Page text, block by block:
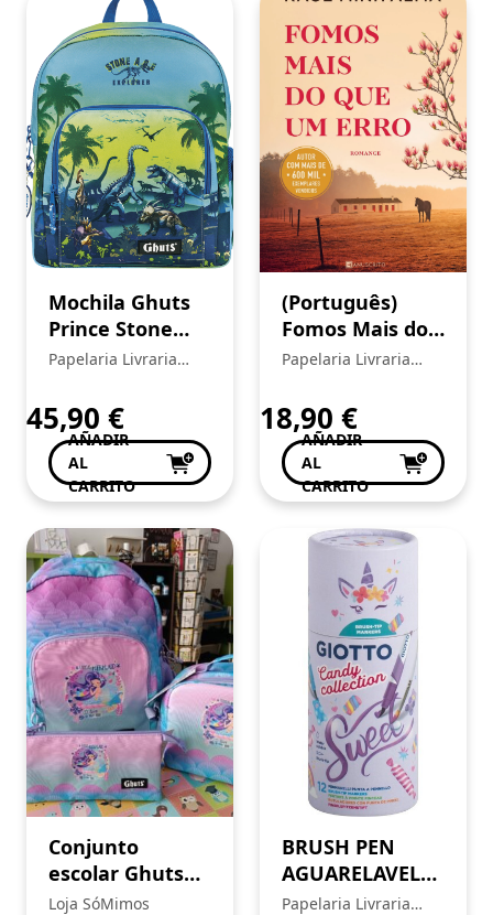
Mochila Ghuts
Prince Stone
Age
Papelaria Livraria
45,90 €
AÑADIR
AL
CARRITO
(Português)
Fomos Mais do
que um Erro
Papelaria Livraria
18,90 €
AÑADIR
AL
CARRITO
Conjunto
escolar Ghuts
“Sereia” Lovely
Loja SóMimos
BRUSH PEN
AGUARELAVEL
GIOTTO SOFT
Papelaria Livraria